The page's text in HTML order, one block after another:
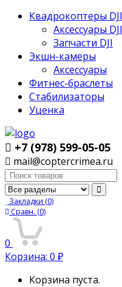
Квадрокоптеры DJI
Аксессуары DJI
Запчасти DJI
Экшн-камеры
Аксессуары
Фитнес-браслеты
Стабилизаторы
Уценка
+7 (978) 599-05-05
mail@coptercrimea.ru
Поиск:
Закладки (0)
Сравн. (0)
0
Корзина: 0 ₽
Корзина пуста.